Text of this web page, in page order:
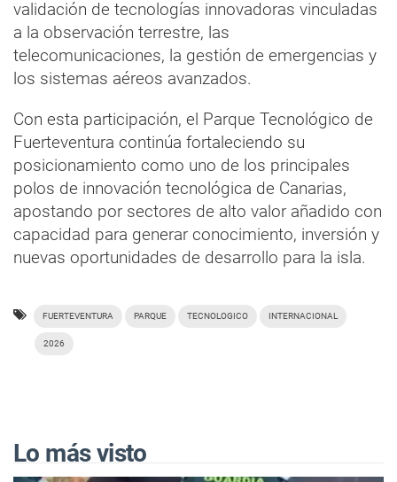
validación de tecnologías innovadoras vinculadas
a la observación terrestre, las
telecomunicaciones, la gestión de emergencias y
los sistemas aéreos avanzados.
Con esta participación, el Parque Tecnológico de
Fuerteventura continúa fortaleciendo su
posicionamiento como uno de los principales
polos de innovación tecnológica de Canarias,
apostando por sectores de alto valor añadido con
capacidad para generar conocimiento, inversión y
nuevas oportunidades de desarrollo para la isla.
FUERTEVENTURA PARQUE TECNOLOGICO INTERNACIONAL
2026
Lo más visto